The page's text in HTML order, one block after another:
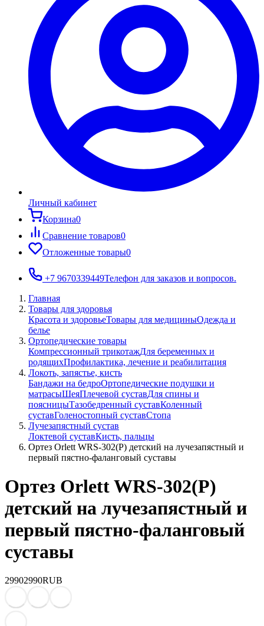
Личный кабинет
Корзина0
Сравнение товаров0
Отложенные товары0
+7 9670339449Телефон для заказов и вопросов.
Главная
Товары для здоровья
Красота и здоровьеТовары для медициныОдежда и
белье
Ортопедические товары
Компрессионный трикотажДля беременных и
родящихПрофилактика, лечение и реабилитация
Локоть, запястье, кисть
Бандажи на бедроОртопедические подушки и
матрасыШеяПлечевой суставДля спины и
поясницыТазобедренный суставКоленный
суставГоленостопный суставСтопа
Лучезапястный сустав
Локтевой суставКисть, пальцы
Ортез Orlett WRS-302(P) детский на лучезапястный и
первый пястно-фаланговый суставы
Ортез Orlett WRS-302(P)
детский на лучезапястный и
первый пястно-фаланговый
суставы
29902990RUB